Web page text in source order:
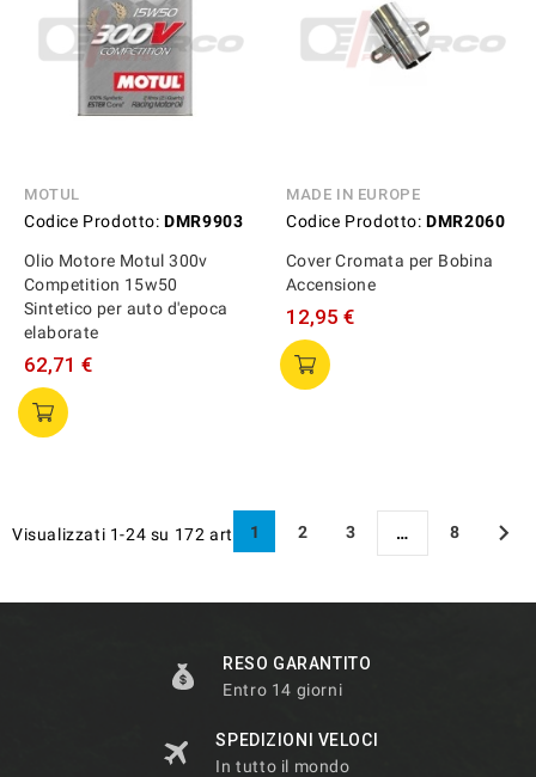
MOTUL
Codice Prodotto: DMR9903
Olio Motore Motul 300v
Competition 15w50
Sintetico per auto d'epoca
elaborate
62,71 €
MADE IN EUROPE
Codice Prodotto: DMR2060
Cover Cromata per Bobina
Accensione
12,95 €
Visualizzati 1-24 su 172 articoli
1 2 3 … 8 
RESO GARANTITO
Entro 14 giorni
SPEDIZIONI VELOCI
In tutto il mondo